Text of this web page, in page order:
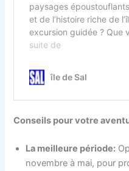
Conseils pour votre
La meilleure période:
novembre à mai, pour